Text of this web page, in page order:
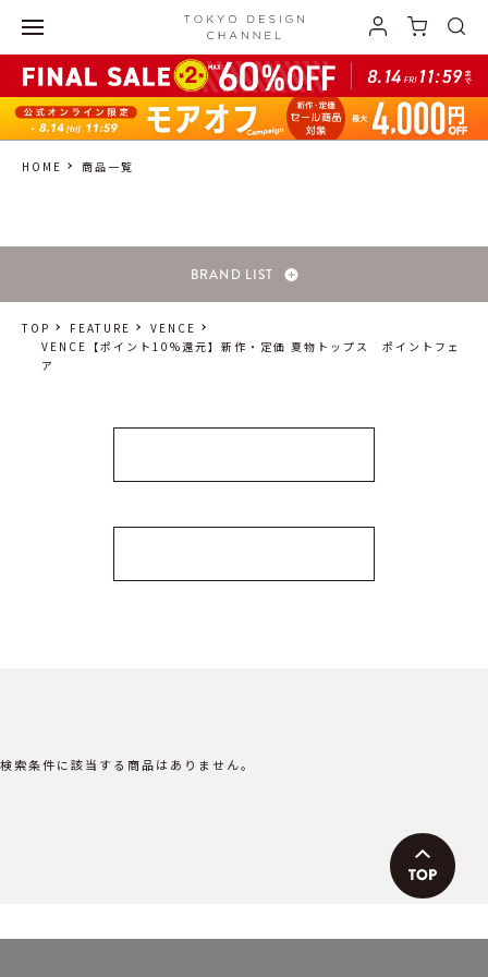
HOME 商品一覧
BRAND LIST
TOP FEATURE
VENCE
VENCE【ポイント10%還元】新作・定価 夏物トップス ポイントフェ
ア
検索条件に該当する商品はありません。